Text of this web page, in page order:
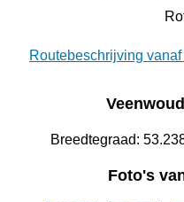
Routebeschrijving
Breedtegraad:
Foto's